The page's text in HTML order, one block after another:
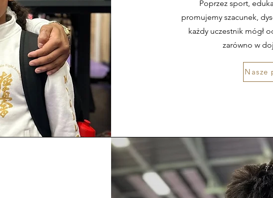
Poprzez sport,
promujemy szacunek,
każdy uczestnik mógł
zarówno w
Nasze